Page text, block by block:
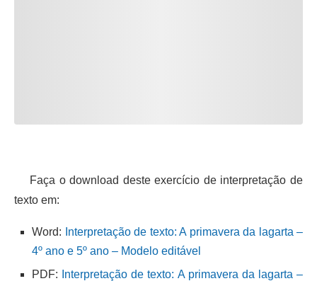
Faça o download deste exercício de interpretação de
texto em:
Word:
Interpretação de texto: A primavera da lagarta –
4º ano e 5º ano – Modelo editável
PDF:
Interpretação de texto: A primavera da lagarta –